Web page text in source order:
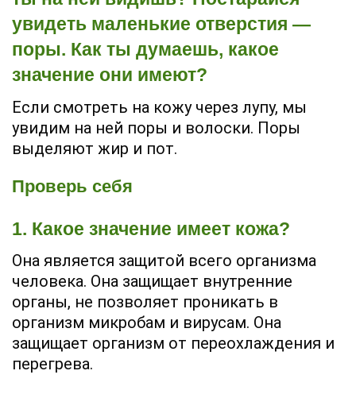
увидеть маленькие отверстия —
поры. Как ты думаешь, какое
значение они имеют?
Если смотреть на кожу через лупу, мы
увидим на ней поры и волоски. Поры
выделяют жир и пот.
Проверь себя
1. Какое значение имеет кожа?
Она является защитой всего организма
человека. Она защищает внутренние
органы, не позволяет проникать в
организм микробам и вирусам. Она
защищает организм от переохлаждения и
перегрева.